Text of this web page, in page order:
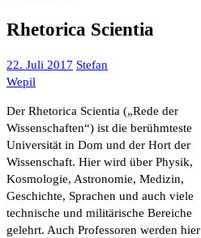
Rhetorica Scientia
22. Juli 2017 Stefan
Wepil
Der Rhetorica Scientia („Rede der
Wissenschaften“) ist die berühmteste
Universität in Dom und der Hort der
Wissenschaft. Hier wird über Physik,
Kosmologie, Astronomie, Medizin,
Geschichte, Sprachen und auch viele
technische und militärische Bereiche
gelehrt. Auch Professoren werden hier